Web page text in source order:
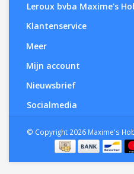
Leroux bvba Maxime's
Klantenservice
Meer
Mijn account
Nieuwsbrief
Socialmedia
© Copyright 2026 Maxime's